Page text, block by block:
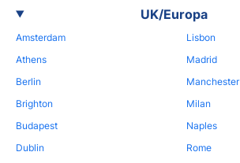
UK/Europa
Amsterdam
Athens
Berlin
Brighton
Budapest
Dublin
Lisbon
Madrid
Manchester
Milan
Naples
Rome